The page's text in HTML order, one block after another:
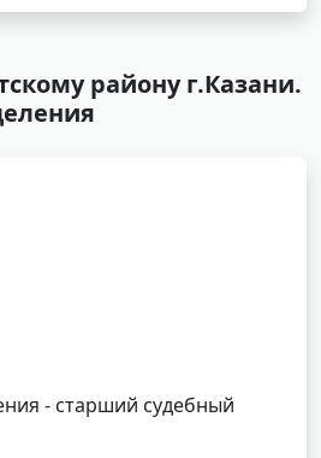
району г.Казани.
- старший судебный